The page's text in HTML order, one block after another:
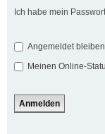
Ich habe mein
Angemeldet bleiben
Meinen Online-